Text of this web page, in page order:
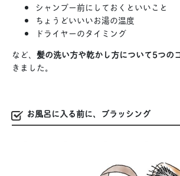
シャンプー前にしておくといいこと
ちょうどいいいお湯の温度
ドライヤーのタイミング
など、 髪の洗い方や乾かし方について5つの
きました。
お風呂に入る前に、ブラッシング